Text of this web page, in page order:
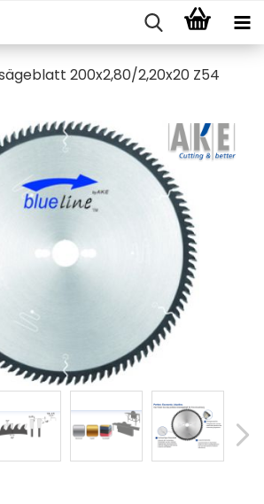
200x2,80/2,20x20 Z54